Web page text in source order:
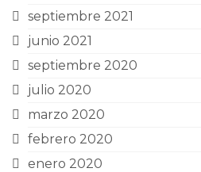
septiembre 2021
junio 2021
septiembre 2020
julio 2020
marzo 2020
febrero 2020
enero 2020